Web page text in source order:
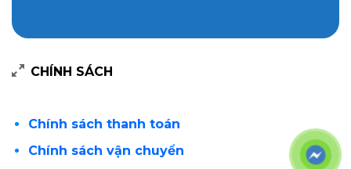
CHÍNH SÁCH
Chính sách thanh toán
Chính sách vận chuyển